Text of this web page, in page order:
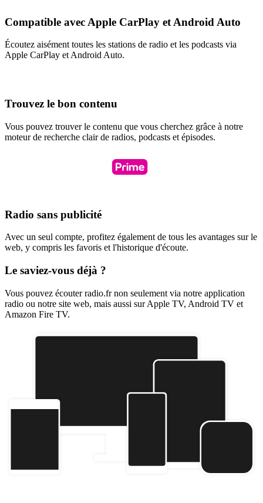
Compatible avec Apple CarPlay et Android Auto
Écoutez aisément toutes les stations de radio et les podcasts via
Apple CarPlay et Android Auto.
Trouvez le bon contenu
Vous pouvez trouver le contenu que vous cherchez grâce à notre
moteur de recherche clair de radios, podcasts et épisodes.
Radio sans publicité
Avec un seul compte, profitez également de tous les avantages sur le
web, y compris les favoris et l'historique d'écoute.
Le saviez-vous déjà ?
Vous pouvez écouter radio.fr non seulement via notre application
radio ou notre site web, mais aussi sur Apple TV, Android TV et
Amazon Fire TV.